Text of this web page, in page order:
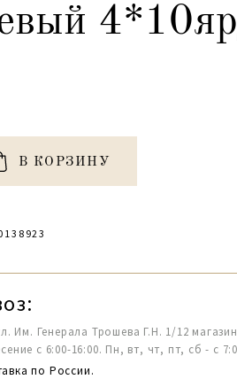
В КОРЗИНУ
Им. Генерала Трошева Г.Н. 1/12
с 6:00-16:00. Пн, вт, чт, пт, сб - с
по России.